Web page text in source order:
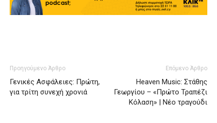
Προηγούμενο Άρθρο
Γενικές Ασφάλειες: Πρώτη,
για τρίτη συνεχή χρονιά
Επόμενο Άρθρο
Heaven Music: Στάθης
Γεωργίου – «Πρώτο Τραπέζι
Κόλαση» | Νέο τραγούδι